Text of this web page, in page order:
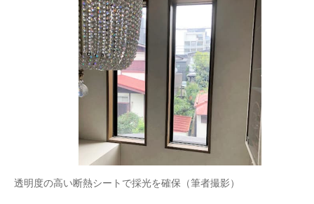
透明度の高い断熱シートで採光を確保（筆者撮影）